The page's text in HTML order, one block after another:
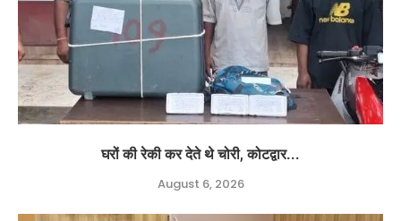
घरों की रेकी कर देते थे चोरी, कोटद्वार...
August 6, 2026